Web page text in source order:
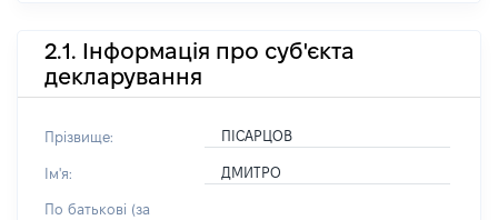
2.1. Інформація про суб'єкта
декларування
Прізвище: ПІСАРЦОВ
Ім'я: ДМИТРО
По батькові (за